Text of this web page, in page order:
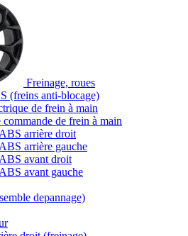
Freinage, roues
(freins anti-blocage)
de frein à main
commande de frein à main
arrière droit
arrière gauche
avant droit
avant gauche
depannage)